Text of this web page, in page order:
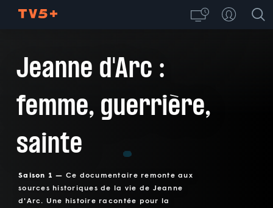
Jeanne d'Arc :
femme, guerrière,
sainte
Saison 1 — Ce documentaire remonte aux
sources historiques de la vie de Jeanne
d'Arc. Une histoire racontée pour la